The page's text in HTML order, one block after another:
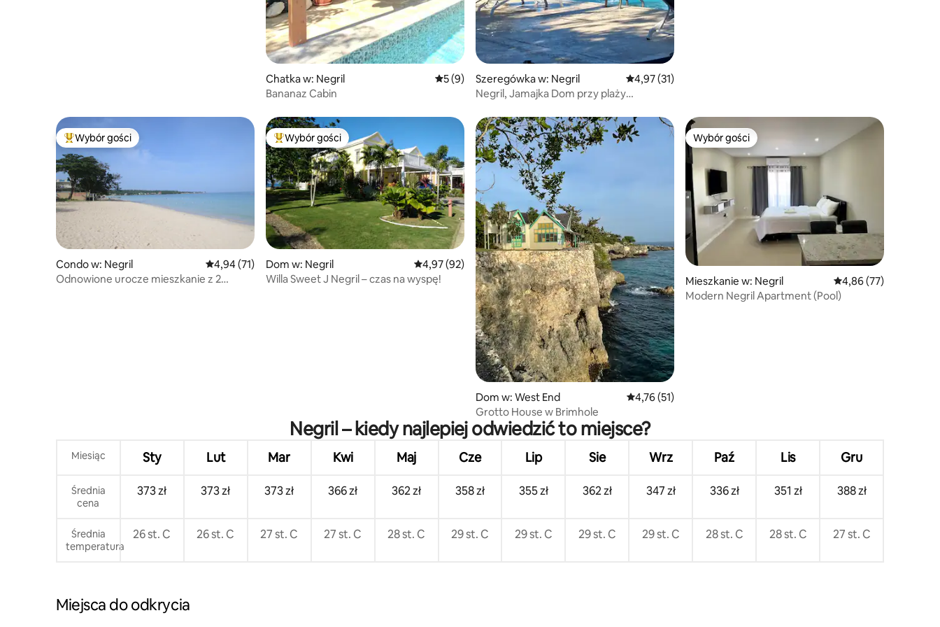
Chatka w: Negril Średnia ocena: 5 na 5, liczba recenzji: 9
5 (9)
Bananaz Cabin
Szeregówka w: Negril Średnia ocena: 4,97 na 5, liczba recenzji: 31
4,97 (31)
Negril, Jamajka Dom przy plaży
Najpopularniejsze z kategorii Wybór gości
Wybór gości
Condo w: Negril Średnia ocena: 4,94 na 5, liczba recenzji: 71
4,94 (71)
Odnowione urocze mieszkanie z 2
Najpopularniejsze z kategorii Wybór gości
Wybór gości
Dom w: Negril Średnia ocena: 4,97 na 5, liczba recenzji: 92
4,97 (92)
Willa Sweet J Negril – czas na wyspę!
Dom w: West End Średnia ocena: 4,76 na 5, liczba recenzji: 51
4,76 (51)
Grotto House w Brimhole
Wybór gości
Wybór gości
Mieszkanie w: Negril Średnia ocena: 4,86
4,86 (77)
Modern Negril Apartment (Pool)
Negril – kiedy najlepiej odwiedzić to miejsce?
Miesiąc Sty Lut Mar Kwi Maj Cze Lip Sie Wrz Paź Lis Gru
Średnia
cena
373 zł 373 zł 373 zł 366 zł 362 zł 358 zł 355 zł 362 zł 347 zł 336 zł 351 zł 388 zł
Średnia
temperatura
26 st. C 26 st. C 27 st. C 27 st. C 28 st. C 29 st. C 29 st. C 29 st. C 29 st. C 28 st. C 28 st. C 27 st. C
Miejsca do odkrycia